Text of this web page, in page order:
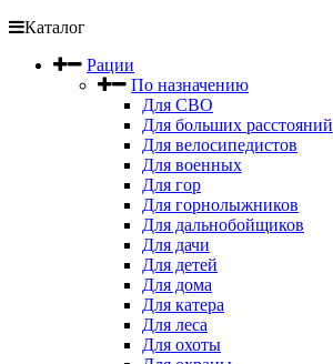
Каталог
Рации
По назначению
Для СВО
Для больших расстояний
Для велосипедистов
Для военных
Для гор
Для горнолыжников
Для дальнобойщиков
Для дачи
Для детей
Для дома
Для катера
Для леса
Для охоты